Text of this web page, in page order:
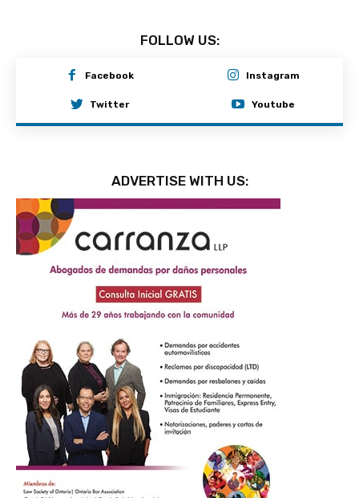
FOLLOW US:
Facebook Instagram
Twitter Youtube
ADVERTISE WITH US: